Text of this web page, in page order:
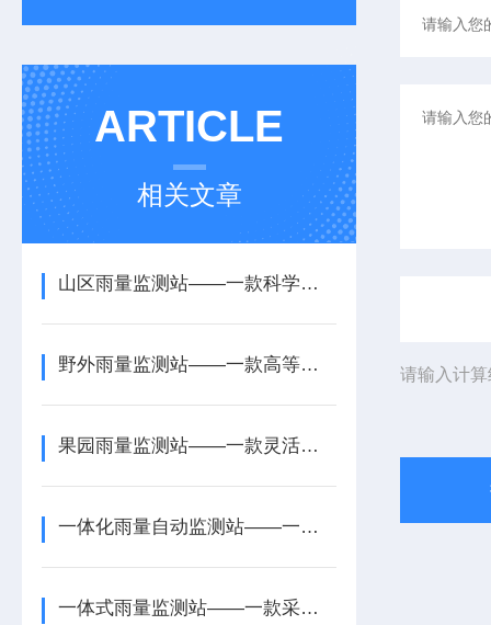
ARTICLE
相关文章
山区雨量监测站——一款科学化管理的工业雨量监测站2026+派+送
野外雨量监测站——一款高等级防护的遥测雨量监测站2026+派+送
果园雨量监测站——一款灵活可适配的水库雨量监测站2026+派+送
一体化雨量自动监测站——一款降水常态化监测的道路雨量监测站2026+派+送
一体式雨量监测站——一款采集降雨状态的山区自动雨量监测站2026+派+送
请输入计